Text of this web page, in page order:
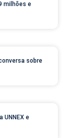
milhões e
sobre
UNNEX e